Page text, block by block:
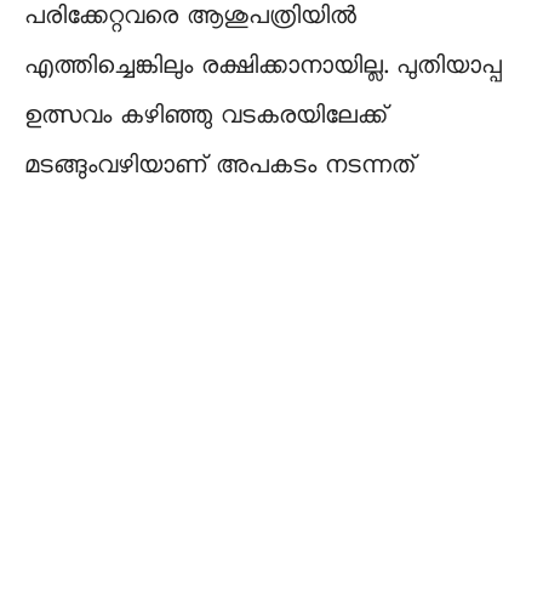
പരിക്കേറ്റവരെ ആശുപത്രിയിൽ
എത്തിച്ചെങ്കിലും രക്ഷിക്കാനായില്ല. പുതിയാപ്പ
ഉത്സവം കഴിഞ്ഞു വടകരയിലേക്ക്
മടങ്ങുംവഴിയാണ് അപകടം നടന്നത്